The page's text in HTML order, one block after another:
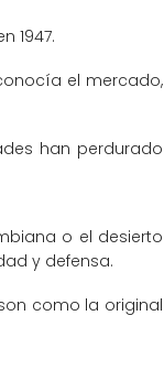
1947.
el mercado,
han perdurado
o el desierto
y defensa.
como la original